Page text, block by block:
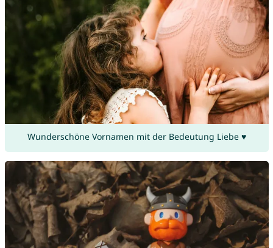
Wunderschöne Vornamen mit der Bedeutung Liebe ♥